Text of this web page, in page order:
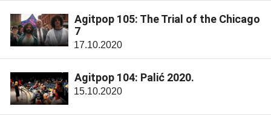
Agitpop 105: The Trial of the Chicago
7
17.10.2020
Agitpop 104: Palić 2020.
15.10.2020